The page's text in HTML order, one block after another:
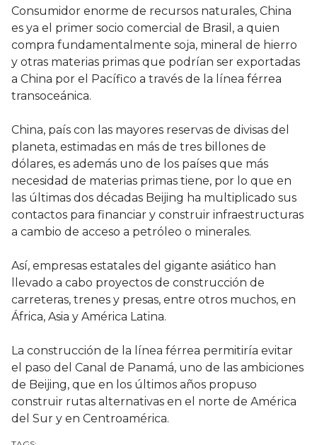
Consumidor enorme de recursos naturales, China
es ya el primer socio comercial de Brasil, a quien
compra fundamentalmente soja, mineral de hierro
y otras materias primas que podrían ser exportadas
a China por el Pacífico a través de la línea férrea
transoceánica.
China, país con las mayores reservas de divisas del
planeta, estimadas en más de tres billones de
dólares, es además uno de los países que más
necesidad de materias primas tiene, por lo que en
las últimas dos décadas Beijing ha multiplicado sus
contactos para financiar y construir infraestructuras
a cambio de acceso a petróleo o minerales.
Así, empresas estatales del gigante asiático han
llevado a cabo proyectos de construcción de
carreteras, trenes y presas, entre otros muchos, en
África, Asia y América Latina.
La construcción de la línea férrea permitiría evitar
el paso del Canal de Panamá, uno de las ambiciones
de Beijing, que en los últimos años propuso
construir rutas alternativas en el norte de América
del Sur y en Centroamérica.